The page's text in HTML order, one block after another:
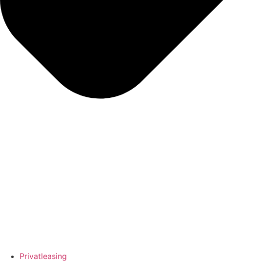
Privatleasing